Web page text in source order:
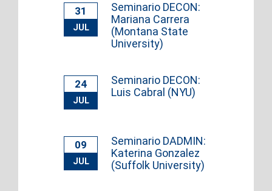
31
JUL
Seminario DECON:
Mariana Carrera
(Montana State
University)
24
JUL
Seminario DECON:
Luis Cabral (NYU)
09
JUL
Seminario DADMIN:
Katerina Gonzalez
(Suffolk University)